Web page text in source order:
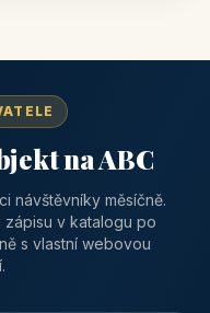
na ABC
návštěvníky měsíčně.
v katalogu po
s vlastní webovou